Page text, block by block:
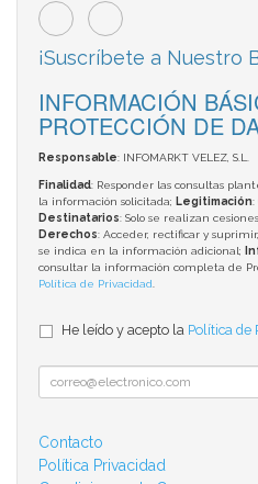
¡Suscríbete a Nuestro
INFORMACIÓN
PROTECCIÓN DE
Responsable: INFOMARKT VELEZ, S.L.
Finalidad: Responder las consultas
la información solicitada; Legitimación:
Destinatarios: Solo se realizan
Derechos: Acceder, rectificar y
se indica en la información adicional;
consultar la información completa de
Política de Privacidad
He leído y acepto la Política de
Contacto
Política Privacidad